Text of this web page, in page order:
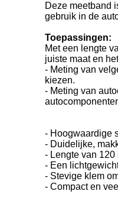
Deze meetband
gebruik in de
Toepassingen:
Met een lengte
juiste maat en
- Meting van
kiezen.
- Meting van
- Hoogwaardige
- Duidelijke,
- Lengte van
- Een
- Stevige klem
- Compact en